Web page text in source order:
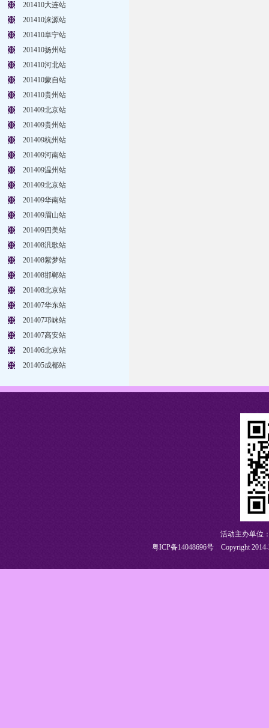
201410大连站
201410涞源站
201410阜宁站
201410扬州站
201410河北站
201410蒙自站
201410贵州站
201409北京站
201409贵州站
201409杭州站
201409河南站
201409温州站
201409北京站
201409华南站
201409眉山站
201409四美站
201408汎歌站
201408紫梦站
201408邯郸站
201408北京站
201407华东站
201407邛崃站
201407高安站
201406北京站
201405成都站
活动主办单位
粤ICP备14048696号
Copyright